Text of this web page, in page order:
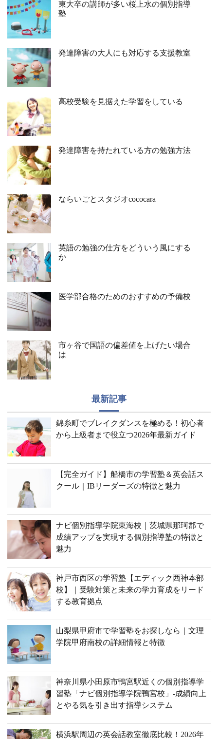
東大卒の講師が多い桜上水の個別指導
塾
発達障害の大人にも対応する支援教室
高校受験を見据えた学習をしている
発達障害を持たれている方の勉強方法
ならいごとスタジオcococara
英語の勉強の仕方をどういう風にする
か
医学部合格のためのおすすめの予備校
市ヶ谷で国語の偏差値を上げたい場合
は
最新記事
錦糸町でブレイクダンスを極める！初心者
から上級者まで役立つ2026年最新ガイド
【完全ガイド】船橋市の学習塾＆英会話ス
クール｜IBリーダーズの特徴と魅力
ナビ個別指導学院東海校｜茨城県那珂郡で
成績アップを実現する個別指導塾の特徴と
魅力
神戸市西区の学習塾【エディック西神本部
校】｜受験対策と未来の学力育成をリード
する教育拠点
山梨県甲府市で学習塾をお探しなら｜文理
学院甲府南校の詳細情報と特徴
神奈川県小田原市鴨宮駅近くの個別指導学
習塾「ナビ個別指導学院鴨宮校」-成績向上
とやる気を引き出す指導システム
横浜駅周辺の英会話教室徹底比較！2026年